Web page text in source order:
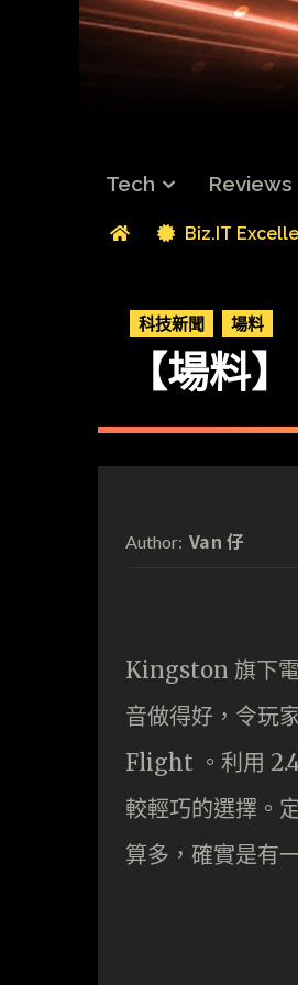
Tech Reviews
Biz.IT
科技新聞 場料
【場料
Author: Van 仔
Kingston 旗下電
音做得好，令玩
Flight 。利用
較輕巧的選擇。
算多，確實是有